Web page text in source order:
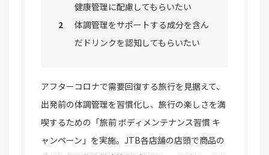
健康管理に配慮してもらいたい
体調管理をサポートする成分を含ん
だドリンクを認知してもらいたい
アフターコロナで需要回復する旅行を見据えて、
出発前の体調管理を習慣化し、旅行の楽しさを満
喫するための「旅前 ボディメンテナンス習慣 キ
ャンペーン」を実施。JTB各店舗の店頭で商品の